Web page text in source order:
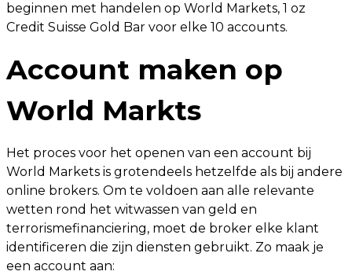
beginnen met handelen op World Markets, 1 oz
Credit Suisse Gold Bar voor elke 10 accounts.
Account maken op
World Markts
Het proces voor het openen van een account bij
World Markets is grotendeels hetzelfde als bij andere
online brokers. Om te voldoen aan alle relevante
wetten rond het witwassen van geld en
terrorismefinanciering, moet de broker elke klant
identificeren die zijn diensten gebruikt. Zo maak je
een account aan: